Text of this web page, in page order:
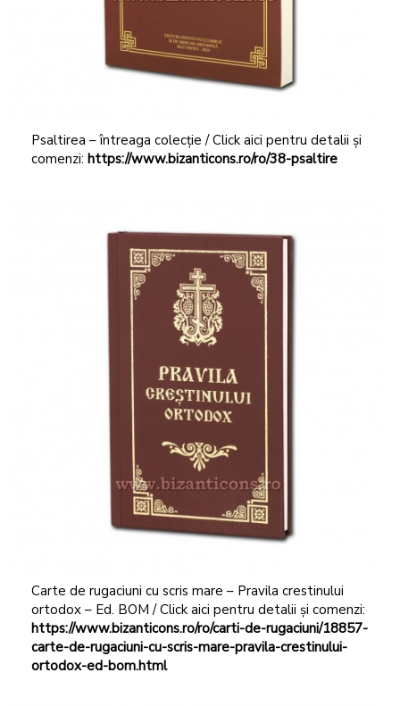
Psaltirea – întreaga colecție / Click aici pentru detalii și
comenzi: https://www.bizanticons.ro/ro/38-psaltire
Carte de rugaciuni cu scris mare – Pravila crestinului
ortodox – Ed. BOM / Click aici pentru detalii și comenzi:
https://www.bizanticons.ro/ro/carti-de-rugaciuni/18857-
carte-de-rugaciuni-cu-scris-mare-pravila-crestinului-
ortodox-ed-bom.html